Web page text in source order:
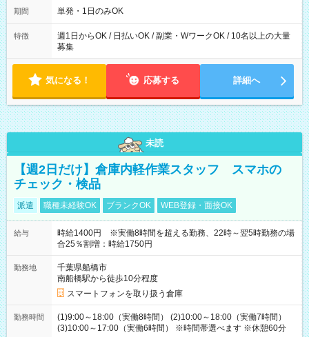
期間 単発・1日のみOK
特徴
週1日からOK / 日払いOK / 副業・WワークOK / 10名以上の大量
募集
気になる！ 応募する 詳細へ
未読
【週2日だけ】倉庫内軽作業スタッフ スマホの
チェック・検品
派遣 職種未経験OK ブランクOK WEB登録・面接OK
給与
時給1400円 ※実働8時間を超える勤務、22時～翌5時勤務の場
合25％割増：時給1750円
勤務地
千葉県船橋市
南船橋駅から徒歩10分程度
スマートフォンを取り扱う倉庫
勤務時間
(1)9:00～18:00（実働8時間） (2)10:00～18:00（実働7時間）
(3)10:00～17:00（実働6時間） ※時間帯選べます ※休憩60分